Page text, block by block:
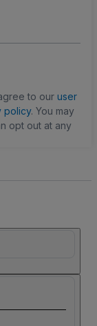
to our user
policy. You may
opt out at any